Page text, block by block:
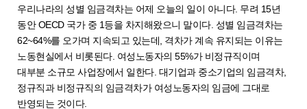
우리나라의 성별 임금격차는 어제 오늘의 일이 아니다. 무려 15년
동안 OECD 국가 중 1등을 차지해왔으니 말이다. 성별 임금격차는
62~64%를 오가며 지속되고 있는데, 격차가 계속 유지되는 이유는
노동현실에서 비롯된다. 여성노동자의 55%가 비정규직이며
대부분 소규모 사업장에서 일한다. 대기업과 중소기업의 임금격차,
정규직과 비정규직의 임금격차가 여성노동자의 임금에 그대로
반영되는 것이다.